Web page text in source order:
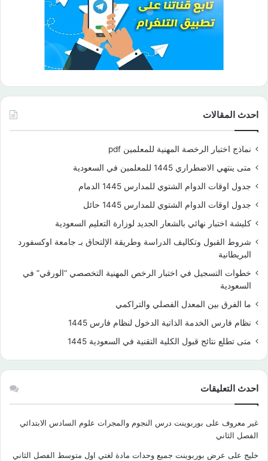
احدث المقالات
نماذج اختبار الرخصة المهنية للمعلمين pdf
متى ينتهي الاضطراري 1445 للمعلمين في السعودية
جدول اوقات الدوام الشتوي للمدارس 1445 الدمام
جدول اوقات الدوام الشتوي للمدارس 1445 حائل
كليشة اختبار نهائي بالشعار الجديد لوزارة التعليم السعودية
شروط القبول وتكاليف الدراسة وطريقة الإلتحاق بـ جامعة اوكسفورد
البريطانية
خطوات التسجيل في اختبار الرخص المهنية التخصصي “الورقي” في
السعودية
ما الفرق بين المعدل الفصلي والتراكمي
نظام فارس الخدمة الذاتية الدخول لنظام فارس 1445
متى تطلع نتائج قبول الكلية التقنية في السعودية 1445
احدث التعليقات
غير معروف على بوربوينت درس النجوم والمجرات علوم السادس الابتدائي
الفصل الثاني
خليج على عرض بوربوينت جميع وحدات مادة لغتي اول متوسط الفصل الثاني